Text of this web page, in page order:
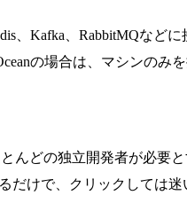
、Kafka、RabbitMQなど
の場合は、マシンのみ
んどの独立開発者が必要
けで、クリックしては迷